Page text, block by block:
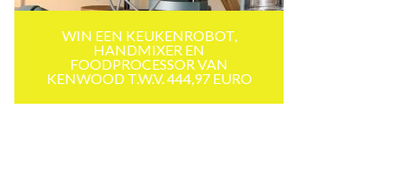
WIN EEN KEUKENROBOT,
HANDMIXER EN
FOODPROCESSOR VAN
KENWOOD T.W.V. 444,97 EURO